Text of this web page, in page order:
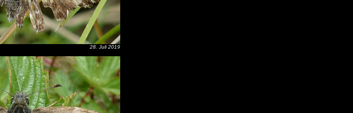
28. Juli 2019